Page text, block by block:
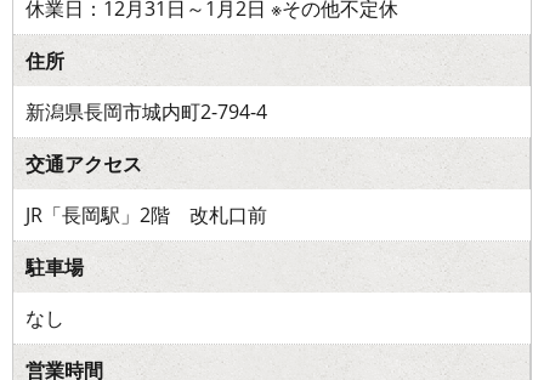
休業日：12月31日～1月2日 ※その他不定休
住所
新潟県長岡市城内町2-794-4
交通アクセス
JR「長岡駅」2階 改札口前
駐車場
なし
営業時間